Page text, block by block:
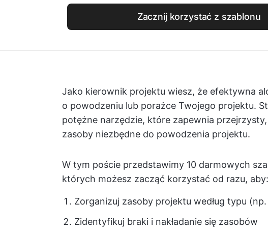
Zacznij korzystać z szablonu
Jako kierownik projektu wiesz, że efektywna
o powodzeniu lub porażce Twojego projektu.
potężne narzędzie, które zapewnia
zasoby niezbędne do powodzenia projektu.
W tym poście przedstawimy 10 darmowych
których możesz zacząć korzystać od razu, aby:
Zorganizuj zasoby projektu według typu
Zidentyfikuj braki i nakładanie się zasobów